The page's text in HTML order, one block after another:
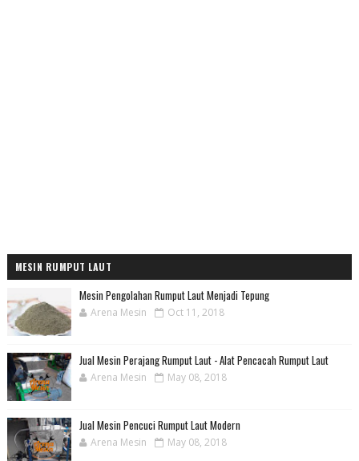
MESIN RUMPUT LAUT
Mesin Pengolahan Rumput Laut Menjadi Tepung
Arena Mesin Oct 11, 2018
Jual Mesin Perajang Rumput Laut - Alat Pencacah Rumput Laut
Arena Mesin May 08, 2018
Jual Mesin Pencuci Rumput Laut Modern
Arena Mesin May 08, 2018